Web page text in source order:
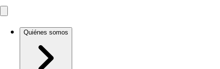
Quiénes somos